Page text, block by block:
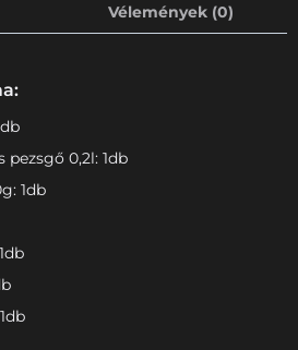
Vélemények (0)
0,2l: 1db
1db